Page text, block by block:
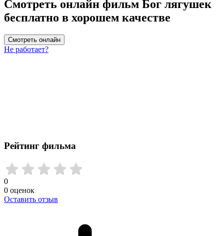
Смотреть онлайн фильм Бог лягушек
бесплатно в хорошем качестве
Смотреть онлайн
Не работает?
Рейтинг фильма
0
0 оценок
Оставить отзыв